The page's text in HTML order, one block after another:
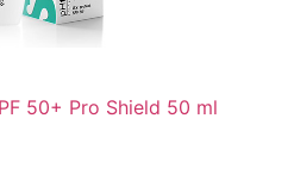
50+ Pro Shield 50 ml